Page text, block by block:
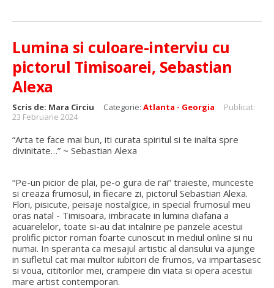
Lumina si culoare-interviu cu
pictorul Timisoarei, Sebastian
Alexa
Scris de: Mara Circiu Categorie: Atlanta - Georgia
Publicat:
23 Februarie 2024
“Arta te face mai bun, iti curata spiritul si te inalta spre
divinitate…” ~ Sebastian Alexa
“Pe-un picior de plai, pe-o gura de rai” traieste, munceste
si creaza frumosul, in fiecare zi, pictorul Sebastian Alexa.
Flori, pisicute, peisaje nostalgice, in special frumosul meu
oras natal - Timisoara, imbracate in lumina diafana a
acuarelelor, toate si-au dat intalnire pe panzele acestui
prolific pictor roman foarte cunoscut in mediul online si nu
numai. In speranta ca mesajul artistic al dansului va ajunge
in sufletul cat mai multor iubitori de frumos, va impartasesc
si voua, cititorilor mei, crampeie din viata si opera acestui
mare artist contemporan.